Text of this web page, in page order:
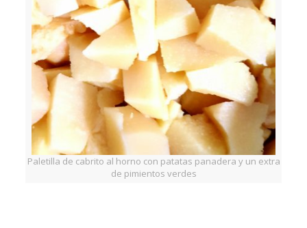
Paletilla de cabrito al horno con patatas panadera y un extra
de pimientos verdes